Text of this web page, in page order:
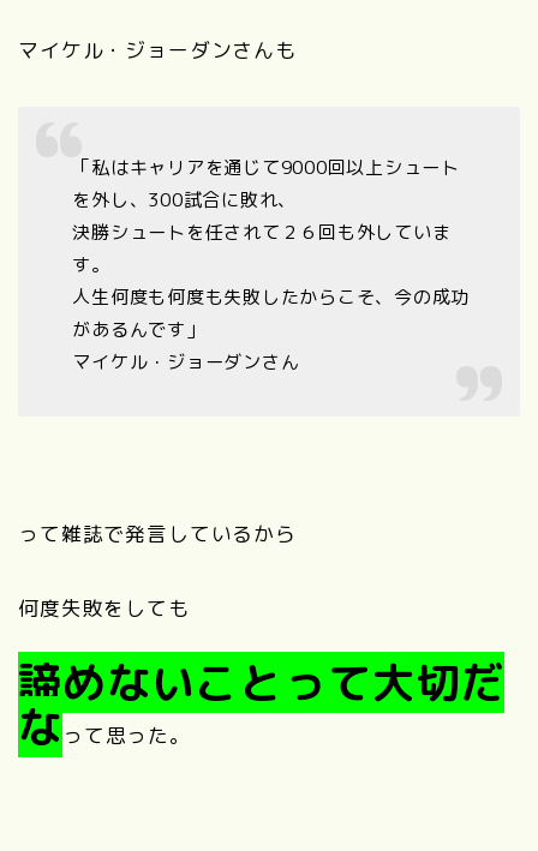
マイケル・ジョーダンさんも
「私はキャリアを通じて9000回以上シュート
を外し、300試合に敗れ、
決勝シュートを任されて２６回も外していま
す。
人生何度も何度も失敗したからこそ、今の成功
があるんです」
マイケル・ジョーダンさん
って雑誌で発言しているから
何度失敗をしても
諦めないことって大切だ
な って思った。